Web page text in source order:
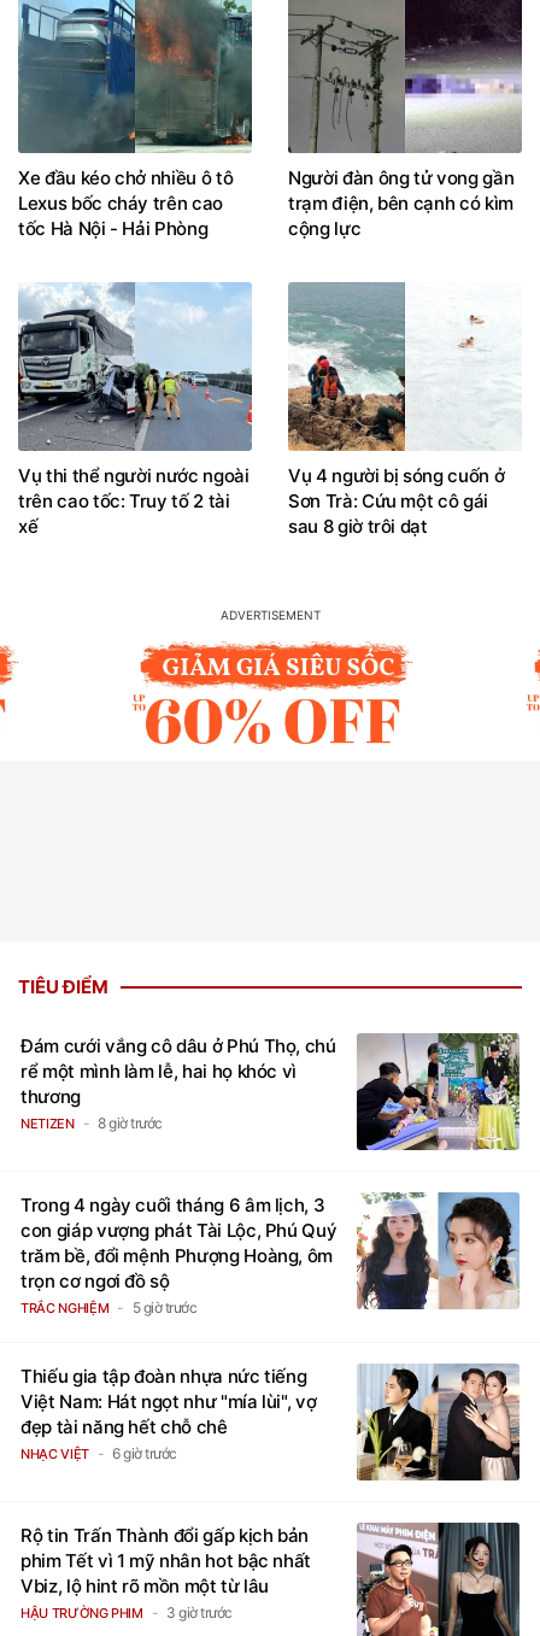
Xe đầu kéo chở nhiều ô tô
Lexus bốc cháy trên cao
tốc Hà Nội - Hải Phòng
Người đàn ông tử vong gần
trạm điện, bên cạnh có kìm
cộng lực
Vụ thi thể người nước ngoài
trên cao tốc: Truy tố 2 tài
xế
Vụ 4 người bị sóng cuốn ở
Sơn Trà: Cứu một cô gái
sau 8 giờ trôi dạt
TIÊU ĐIỂM
Đám cưới vắng cô dâu ở Phú Thọ, chú
rể một mình làm lễ, hai họ khóc vì
thương
NETIZEN 8 giờ trước
Trong 4 ngày cuối tháng 6 âm lịch, 3
con giáp vượng phát Tài Lộc, Phú Quý
trăm bề, đổi mệnh Phượng Hoàng, ôm
trọn cơ ngơi đồ sộ
TRẮC NGHIỆM 5 giờ trước
Thiếu gia tập đoàn nhựa nức tiếng
Việt Nam: Hát ngọt như "mía lùi", vợ
đẹp tài năng hết chỗ chê
NHẠC VIỆT 6 giờ trước
Rộ tin Trấn Thành đổi gấp kịch bản
phim Tết vì 1 mỹ nhân hot bậc nhất
Vbiz, lộ hint rõ mồn một từ lâu
HẬU TRƯỜNG PHIM 3 giờ trước